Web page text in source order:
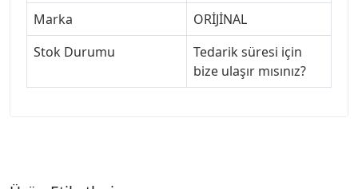
Marka
ORİJİNAL
Stok Durumu
Tedarik süresi için
bize ulaşır mısınız?